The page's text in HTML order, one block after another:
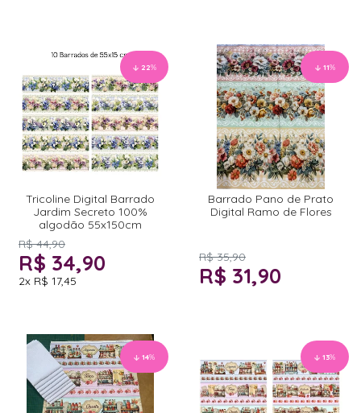
22%
Tricoline Digital Barrado
Jardim Secreto 100%
algodão 55x150cm
R$ 44,90
R$ 34,90
2x R$ 17,45
11%
Barrado Pano de Prato
Digital Ramo de Flores
R$ 35,90
R$ 31,90
14% 13%